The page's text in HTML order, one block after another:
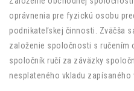
oprávnenia pre fyzickú osobu
podnikateľskej činnosti. Zväčša
založenie spoločnosti s ručením
spoločník ručí za záväzky
nesplateného vkladu zapísaného